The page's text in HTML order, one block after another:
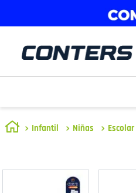
Infantil Niñas Escolar